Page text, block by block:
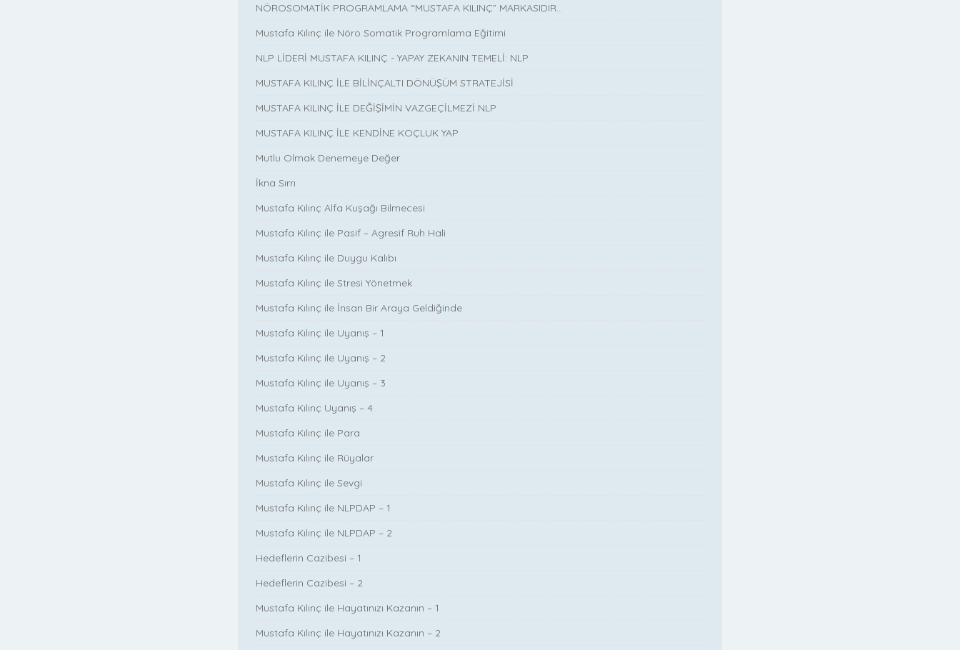
NÖROSOMATİK PROGRAMLAMA “MUSTAFA KILINÇ” MARKASIDIR…
Mustafa Kılınç ile Nöro Somatik Programlama Eğitimi
NLP LİDERİ MUSTAFA KILINÇ - YAPAY ZEKANIN TEMELİ: NLP
MUSTAFA KILINÇ İLE BİLİNÇALTI DÖNÜŞÜM STRATEJİSİ
MUSTAFA KILINÇ İLE DEĞİŞİMİN VAZGEÇİLMEZİ NLP
MUSTAFA KILINÇ İLE KENDİNE KOÇLUK YAP
Mutlu Olmak Denemeye Değer
İkna Sırrı
Mustafa Kılınç Alfa Kuşağı Bilmecesi
Mustafa Kılınç ile Pasif – Agresif Ruh Hali
Mustafa Kılınç ile Duygu Kalıbı
Mustafa Kılınç ile Stresi Yönetmek
Mustafa Kılınç ile İnsan Bir Araya Geldiğinde
Mustafa Kılınç ile Uyanış – 1
Mustafa Kılınç ile Uyanış – 2
Mustafa Kılınç ile Uyanış – 3
Mustafa Kılınç Uyanış – 4
Mustafa Kılınç ile Para
Mustafa Kılınç ile Rüyalar
Mustafa Kılınç ile Sevgi
Mustafa Kılınç ile NLPDAP – 1
Mustafa Kılınç ile NLPDAP – 2
Hedeflerin Cazibesi – 1
Hedeflerin Cazibesi – 2
Mustafa Kılınç ile Hayatınızı Kazanın – 1
Mustafa Kılınç ile Hayatınızı Kazanın – 2